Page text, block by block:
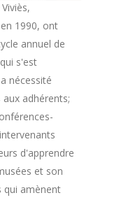
1990, ont
annuel de
s'est
nécessité
adhérents;
d'apprendre
et son
qui amènent